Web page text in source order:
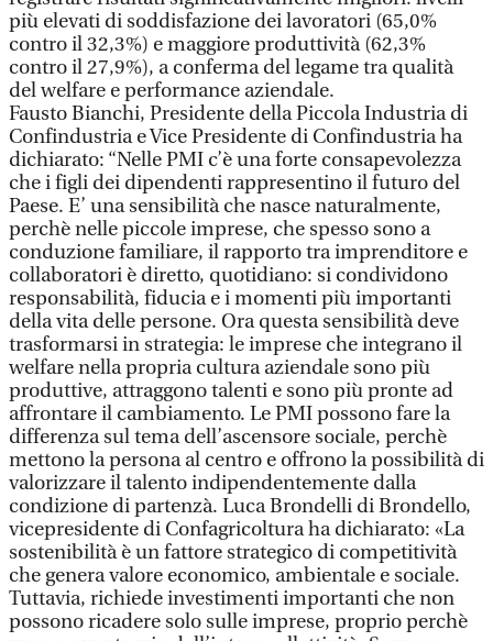
più elevati di soddisfazione dei lavoratori (65,0%
contro il 32,3%) e maggiore produttività (62,3%
contro il 27,9%), a conferma del legame tra qualità
del welfare e performance aziendale.
Fausto Bianchi, Presidente della Piccola Industria di
Confindustria e Vice Presidente di Confindustria ha
dichiarato: “Nelle PMI c’è una forte consapevolezza
che i figli dei dipendenti rappresentino il futuro del
Paese. E’ una sensibilità che nasce naturalmente,
perchè nelle piccole imprese, che spesso sono a
conduzione familiare, il rapporto tra imprenditore e
collaboratori è diretto, quotidiano: si condividono
responsabilità, fiducia e i momenti più importanti
della vita delle persone. Ora questa sensibilità deve
trasformarsi in strategia: le imprese che integrano il
welfare nella propria cultura aziendale sono più
produttive, attraggono talenti e sono più pronte ad
affrontare il cambiamento. Le PMI possono fare la
differenza sul tema dell’ascensore sociale, perchè
mettono la persona al centro e offrono la possibilità di
valorizzare il talento indipendentemente dalla
condizione di partenzà. Luca Brondelli di Brondello,
vicepresidente di Confagricoltura ha dichiarato: «La
sostenibilità è un fattore strategico di competitività
che genera valore economico, ambientale e sociale.
Tuttavia, richiede investimenti importanti che non
possono ricadere solo sulle imprese, proprio perchè